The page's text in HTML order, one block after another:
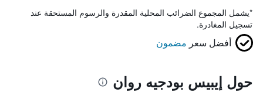
*يشمل المجموع الضرائب المحلية المقدرة والرسوم المستحقة عند
تسجيل المغادرة.
أفضل سعر مضمون
حول إيبيس بودجيه روان